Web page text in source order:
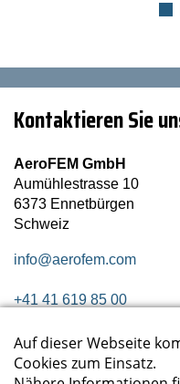
Kontaktieren Sie
AeroFEM GmbH
Aumühlestrasse 10
6373 Ennetbürgen
Schweiz
info@aerofem.com
+41 41 619 85 00
Folgen Sie uns